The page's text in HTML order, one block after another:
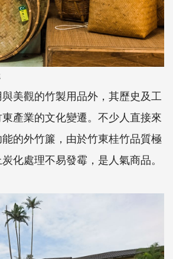
美觀的竹製用品外，其歷史及工
產業的文化變遷。不少人直接來
的外竹簾，由於竹東桂竹品質極
化處理不易發霉，是人氣商品。